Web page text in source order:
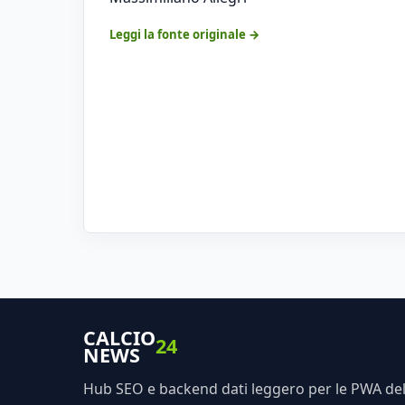
Leggi la fonte originale →
CALCIO
NEWS 24
Hub SEO e backend dati leggero per le PWA